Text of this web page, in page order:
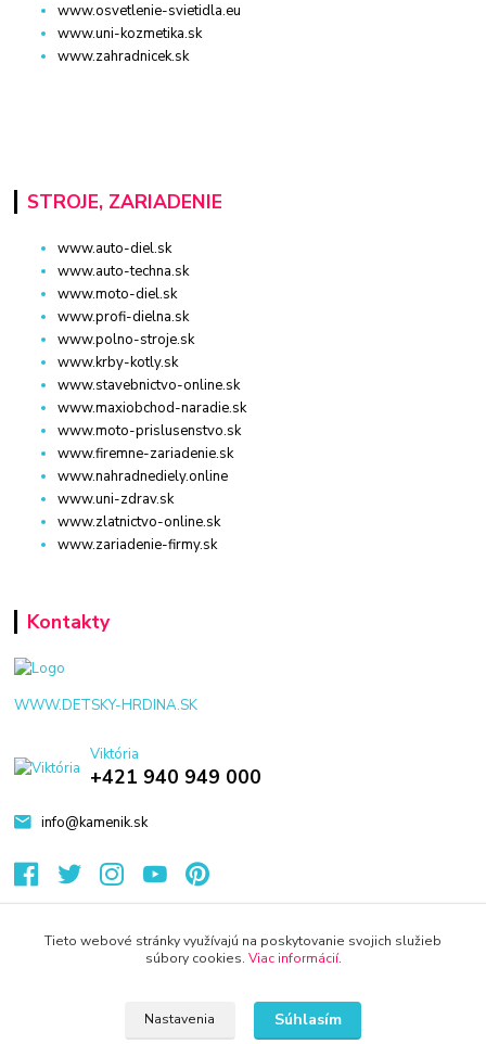
www.osvetlenie-svietidla.eu
www.uni-kozmetika.sk
www.zahradnicek.sk
STROJE, ZARIADENIE
www.auto-diel.sk
www.auto-techna.sk
www.moto-diel.sk
www.profi-dielna.sk
www.polno-stroje.sk
www.krby-kotly.sk
www.stavebnictvo-online.sk
www.maxiobchod-naradie.sk
www.moto-prislusenstvo.sk
www.firemne-zariadenie.sk
www.nahradnediely.online
www.uni-zdrav.sk
www.zlatnictvo-online.sk
www.zariadenie-firmy.sk
Kontakty
WWW.DETSKY-HRDINA.SK
Viktória
+421 940 949 000
info@kamenik.sk
Eshop-rychlo.sk
Tieto webové stránky využívajú na poskytovanie svojich služieb
súbory cookies. Viac informácií.
Nastavenia Súhlasím